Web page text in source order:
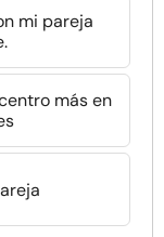
mi pareja
más en